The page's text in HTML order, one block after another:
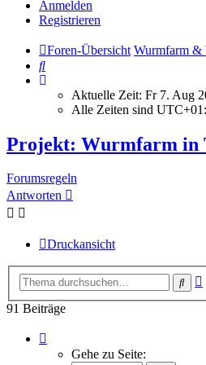
Anmelden
Registrieren
Foren-Übersicht Wurmfarm &
Suche
Aktuelle Zeit: Fr 7. Aug
Alle Zeiten sind
Projekt: Wurmfarm in
Forumsregeln
Antworten
Druckansicht
91 Beiträge
Gehe zu Seite: